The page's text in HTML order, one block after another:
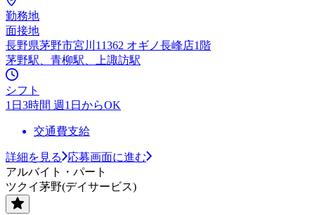
勤務地
面接地
長野県茅野市宮川11362 オギノ長峰店1階
茅野駅、青柳駅、上諏訪駅
シフト
1日3時間 週1日からOK
交通費支給
詳細を見る
応募画面に進む
アルバイト・パート
ツクイ茅野(デイサービス)